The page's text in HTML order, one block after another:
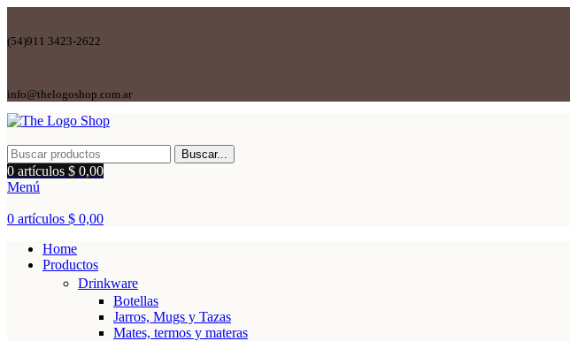
(54)911 3423-2622
info@thelogoshop.com.ar
Buscar...
0 artículos $ 0,00
Menú
0 artículos $ 0,00
Home
Productos
Drinkware
Botellas
Jarros, Mugs y Tazas
Mates, termos y materas